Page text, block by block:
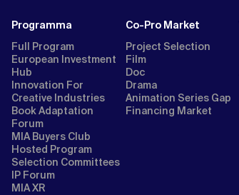
Programma
Full Program
European Investment
Hub
Innovation For
Creative Industries
Book Adaptation
Forum
MIA Buyers Club
Hosted Program
Selection Committees
IP Forum
MIA XR
Co-Pro Market
Project Selection
Film
Doc
Drama
Animation Series Gap
Financing Market